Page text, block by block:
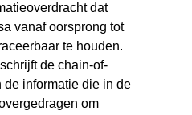
dat
vanaf oorsprong tot
te houden.
de chain-of-
informatie die in de
om